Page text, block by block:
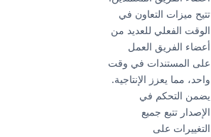
تتيح ميزات التعاون في
الوقت الفعلي للعديد من
أعضاء الفريق العمل
على المستندات في وقت
واحد، مما يعزز الإنتاجية.
يضمن التحكم في
الإصدار تتبع جميع
التغييرات على